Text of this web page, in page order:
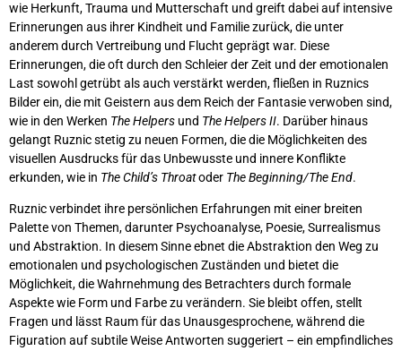
wie Herkunft, Trauma und Mutterschaft und greift dabei auf intensive
Erinnerungen aus ihrer Kindheit und Familie zurück, die unter
anderem durch Vertreibung und Flucht geprägt war. Diese
Erinnerungen, die oft durch den Schleier der Zeit und der emotionalen
Last sowohl getrübt als auch verstärkt werden, fließen in Ruznics
Bilder ein, die mit Geistern aus dem Reich der Fantasie verwoben sind,
wie in den Werken The Helpers und The Helpers II. Darüber hinaus
gelangt Ruznic stetig zu neuen Formen, die die Möglichkeiten des
visuellen Ausdrucks für das Unbewusste und innere Konflikte
erkunden, wie in The Child’s Throatoder The Beginning/The End.
Ruznic verbindet ihre persönlichen Erfahrungen mit einer breiten
Palette von Themen, darunter Psychoanalyse, Poesie, Surrealismus
und Abstraktion. In diesem Sinne ebnet die Abstraktion den Weg zu
emotionalen und psychologischen Zuständen und bietet die
Möglichkeit, die Wahrnehmung des Betrachters durch formale
Aspekte wie Form und Farbe zu verändern. Sie bleibt offen, stellt
Fragen und lässt Raum für das Unausgesprochene, während die
Figuration auf subtile Weise Antworten suggeriert – ein empfindliches